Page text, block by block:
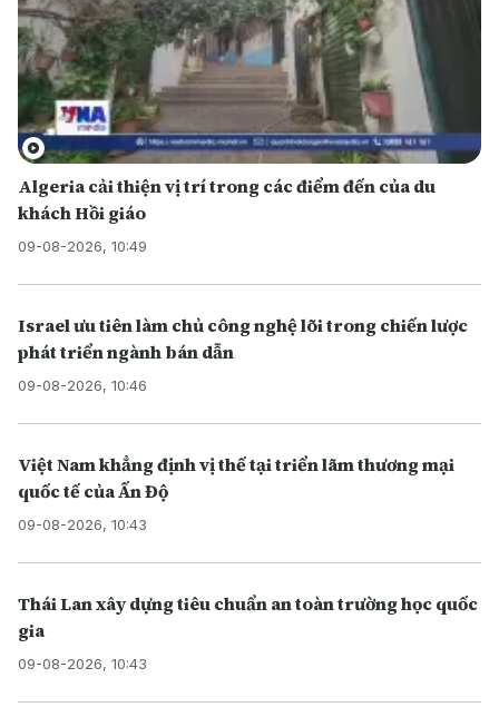
Algeria cải thiện vị trí trong các điểm đến của du
khách Hồi giáo
09-08-2026, 10:49
Israel ưu tiên làm chủ công nghệ lõi trong chiến lược
phát triển ngành bán dẫn
09-08-2026, 10:46
Việt Nam khẳng định vị thế tại triển lãm thương mại
quốc tế của Ấn Độ
09-08-2026, 10:43
Thái Lan xây dựng tiêu chuẩn an toàn trường học quốc
gia
09-08-2026, 10:43